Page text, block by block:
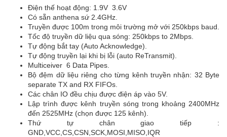
Điện thế hoạt động: 1.9V ­ 3.6V
Có sẵn anthena sứ 2.4GHz.
Truyền được 100m trong môi trường mở với 250kbps baud.
Tốc độ truyền dữ liệu qua sóng: 250kbps to 2Mbps.
Tự động bắt tay (Auto Acknowledge).
Tự động truyền lại khi bị lỗi (auto Re­Transmit).
Multiceiver ­ 6 Data Pipes.
Bộ đệm dữ liệu riêng cho từng kênh truyền nhận: 32 Byte
separate TX and RX FIFOs.
Các chân IO đều chịu được điện áp vào 5V.
Lập trình được kênh truyền sóng trong khoảng 2400MHz
đến 2525MHz (chọn được 125 kênh).
Thứ tự chân giao tiếp :
GND,VCC,CS,CSN,SCK,MOSI,MISO,IQR